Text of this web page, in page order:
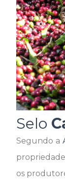
Selo
Segundo a
os